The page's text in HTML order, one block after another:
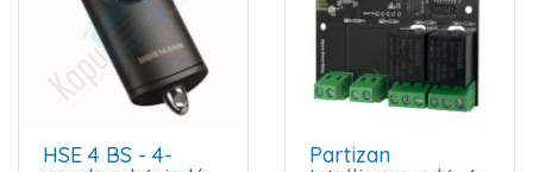
HSE 4 BS - 4-
Partizan